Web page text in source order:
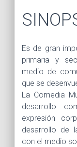
Es de gran
primaria y
medio de
que se
La Comedia
desarrollo
expresión
desarrollo de
con el medio